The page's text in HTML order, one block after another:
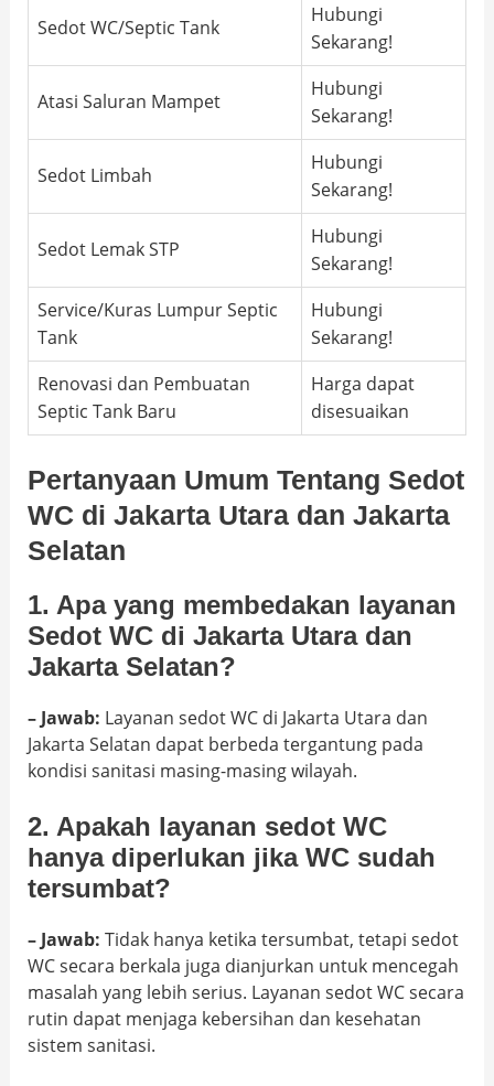
Sedot WC/Septic Tank
Hubungi
Sekarang!
Atasi Saluran Mampet
Hubungi
Sekarang!
Sedot Limbah
Hubungi
Sekarang!
Sedot Lemak STP
Hubungi
Sekarang!
Service/Kuras Lumpur Septic
Tank
Hubungi
Sekarang!
Renovasi dan Pembuatan
Septic Tank Baru
Harga dapat
disesuaikan
Pertanyaan Umum Tentang Sedot
WC di Jakarta Utara dan Jakarta
Selatan
1. Apa yang membedakan layanan
Sedot WC di Jakarta Utara dan
Jakarta Selatan?
– Jawab: Layanan sedot WC di Jakarta Utara dan
Jakarta Selatan dapat berbeda tergantung pada
kondisi sanitasi masing-masing wilayah.
2. Apakah layanan sedot WC
hanya diperlukan jika WC sudah
tersumbat?
– Jawab: Tidak hanya ketika tersumbat, tetapi sedot
WC secara berkala juga dianjurkan untuk mencegah
masalah yang lebih serius. Layanan sedot WC secara
rutin dapat menjaga kebersihan dan kesehatan
sistem sanitasi.